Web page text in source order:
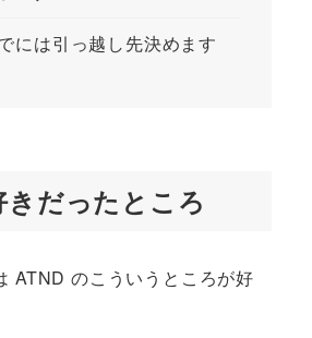
には引っ越し先決めます
きだったところ
ATND のこういうところが好